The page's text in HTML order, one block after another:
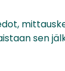
sen